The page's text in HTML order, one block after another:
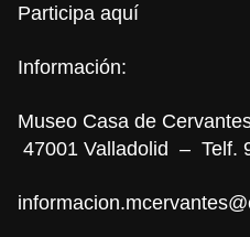
Participa aquí
Información:
Museo Casa de
47001 Valladolid – Telf.